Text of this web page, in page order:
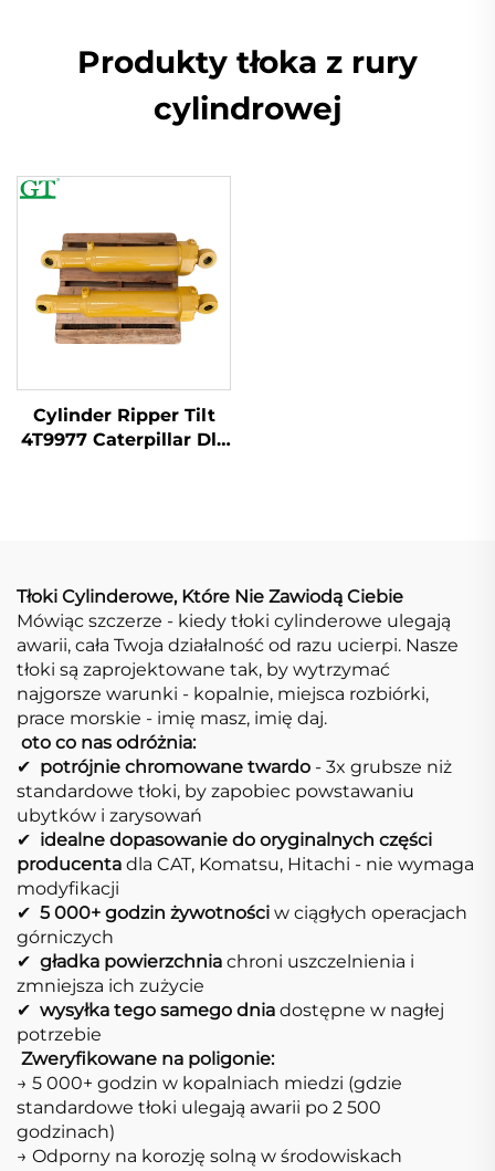
Produkty tłoka z rury
cylindrowej
Cylinder Ripper Tilt
4T9977 Caterpillar Dla
Tłoki Cylinderowe, Które Nie Zawiodą Ciebie
Mówiąc szczerze - kiedy tłoki cylinderowe ulegają
awarii, cała Twoja działalność od razu ucierpi. Nasze
tłoki są zaprojektowane tak, by wytrzymać
najgorsze warunki - kopalnie, miejsca rozbiórki,
prace morskie - imię masz, imię daj.
oto co nas odróżnia:
✔ ​​ potrójnie chromowane twardo - 3x grubsze niż
standardowe tłoki, by zapobiec powstawaniu
ubytków i zarysowań
✔ ​​ idealne dopasowanie do oryginalnych części
producenta dla CAT, Komatsu, Hitachi - nie wymaga
modyfikacji
✔ ​​ 5 000+ godzin żywotności w ciągłych operacjach
górniczych
✔ ​​ gładka powierzchnia chroni uszczelnienia i
zmniejsza ich zużycie
✔ ​​ wysyłka tego samego dnia ​dostępne w nagłej
potrzebie
​Zweryfikowane na poligonie:
→ 5 000+ godzin w kopalniach miedzi (gdzie
standardowe tłoki ulegają awarii po 2 500
godzinach)
→ Odporny na korozję solną w środowiskach